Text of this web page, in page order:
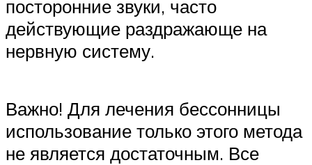
посторонние звуки, часто
действующие раздражающе на
нервную систему.
Важно! Для лечения бессонницы
использование только этого метода
не является достаточным. Все